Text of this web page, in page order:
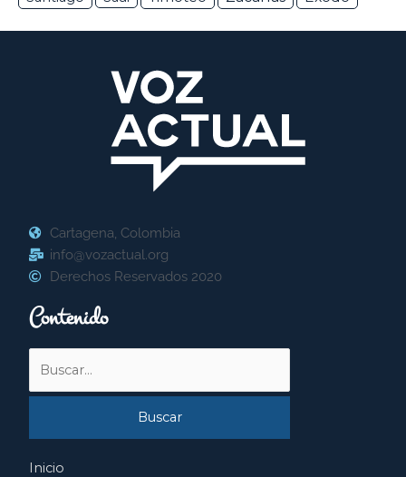
Cartagena, Colombia
info@vozactual.org
Derechos Reservados 2020
Contenido
por:
Inicio